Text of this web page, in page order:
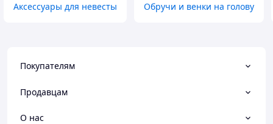
Аксессуары для невесты Обручи и венки на голову
Покупателям
Продавцам
О нас